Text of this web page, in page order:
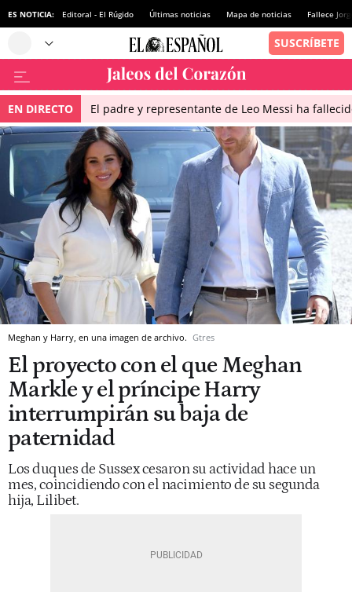
ES NOTICIA: Editoral - El Rúgido Últimas noticias Mapa de noticias Fallece
EN DIRECTO El padre y representante de Leo Messi ha
Meghan y Harry, en una imagen de archivo. Gtres
El proyecto con el que Meghan
Markle y el príncipe Harry
interrumpirán su baja de
paternidad
Los duques de Sussex cesaron su actividad hace un
mes, coincidiendo con el nacimiento de su segunda
hija, Lilibet.